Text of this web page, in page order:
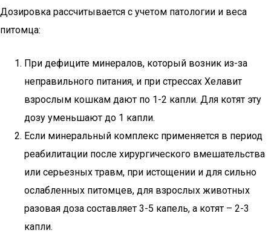
Дозировка рассчитывается с учетом патологии и веса
питомца:
При дефиците минералов, который возник из-за
неправильного питания, и при стрессах Хелавит
взрослым кошкам дают по 1-2 капли. Для котят эту
дозу уменьшают до 1 капли.
Если минеральный комплекс применяется в период
реабилитации после хирургического вмешательства
или серьезных травм, при истощении и для сильно
ослабленных питомцев, для взрослых животных
разовая доза составляет 3-5 капель, а котят – 2-3
капли.